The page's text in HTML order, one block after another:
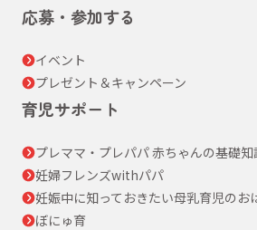
応募・参加する
イベント
プレゼント＆キャンペーン
育児サポート
プレママ・プレパパ 赤ちゃんの基礎知
妊婦フレンズwithパパ
妊娠中に知っておきたい母乳育児のお
ぼにゅ育